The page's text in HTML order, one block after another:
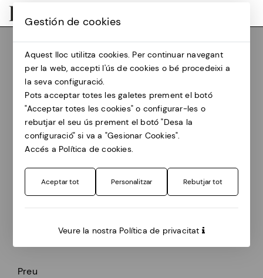
Programa 2024 Dates
4 juliol
Luz Pichel + Miriam Reyes
Luz Pichel + Miriam
Reyes
4 de juliol, 19.30 h
Preu
Gestión de cookies
Aquest lloc utilitza cookies. Per continuar navegant
per la web, accepti l'ús de cookies o bé procedeixi a
la seva configuració.
Pots acceptar totes les galetes prement el botó
"Acceptar totes les cookies" o configurar-les o
rebutjar el seu ús prement el botó "Desa la
configuració" si va a "Gesionar Cookies".
Accés a Política de cookies.
Aceptar tot Personalitzar Rebutjar tot
Veure la nostra Política de privacitat